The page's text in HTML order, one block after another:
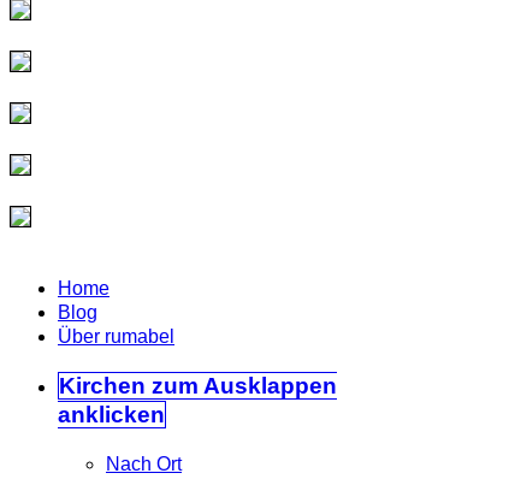
Home
Blog
Über rumabel
Kirchen zum Ausklappen
anklicken
Nach Ort